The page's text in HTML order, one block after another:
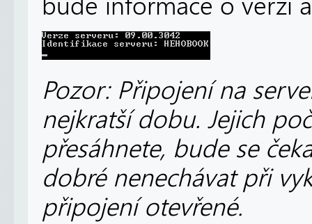
bude informace o verzi
Pozor: Připojení na
nejkratší dobu. Jejich
přesáhnete, bude se
dobré nenechávat při
připojení otevřené.